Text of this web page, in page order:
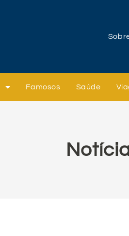
Famosos Saúde